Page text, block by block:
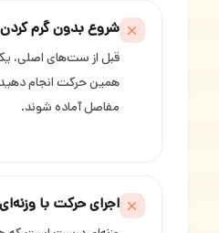
شروع بدون گرم
قبل از ست‌های اصلی،
همین حرکت انجام
مفاصل آماده شوند.
اجرای حرکت با وزنه‌ای